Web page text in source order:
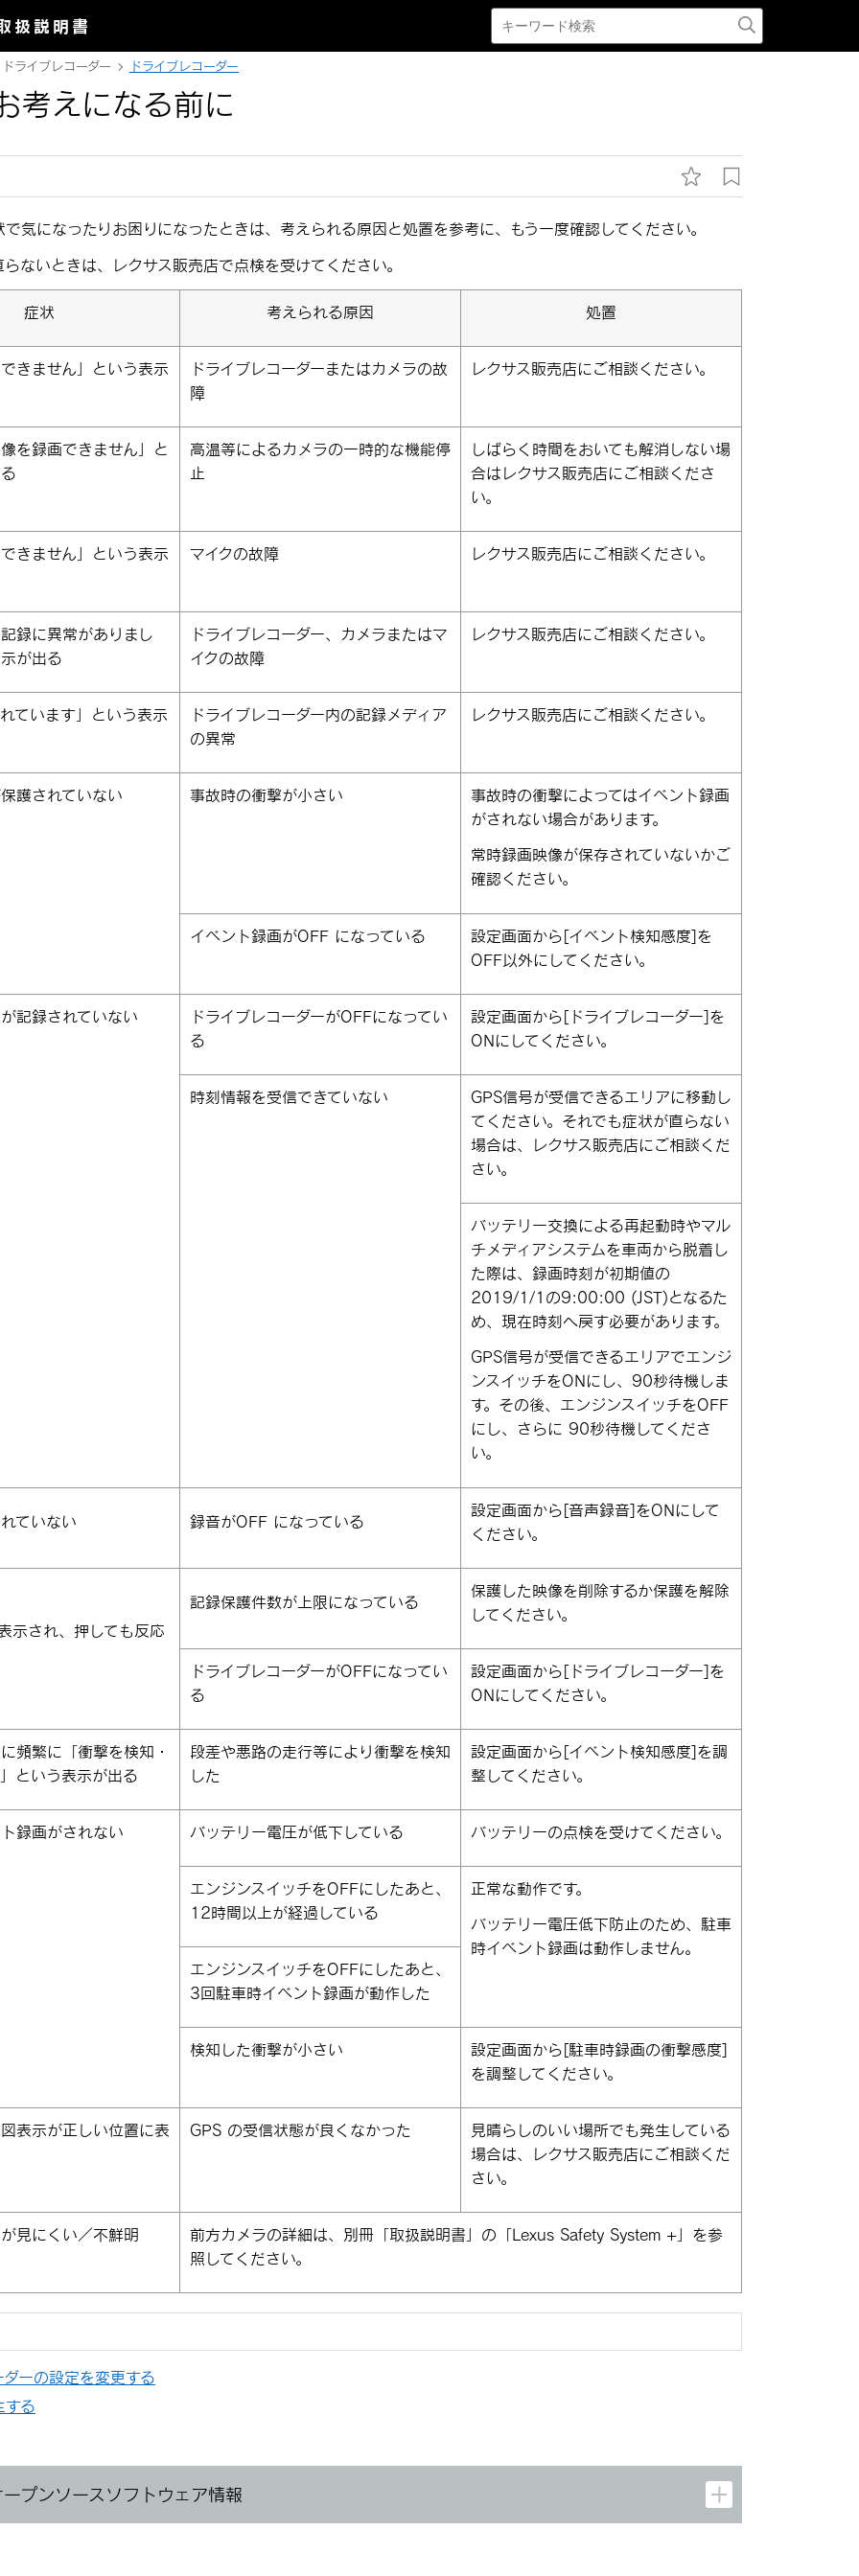
扱説明書
ドライブレコーダー ドライブレコーダー
考えになる前に
気になったりお困りになったときは、考えられる原因と処置を参考に、もう一度確認してください。
ないときは、レクサス販売店で点検を受けてください。
症状 考えられる原因 処置
できません」という表示
ドライブレコーダーまたはカメラの故
障
レクサス販売店にご相談ください。
像を録画できません」と
高温等によるカメラの一時的な機能停
止
しばらく時間をおいても解消しない場
合はレクサス販売店にご相談くださ
い。
できません」という表示
マイクの故障 レクサス販売店にご相談ください。
記録に異常がありまし
が出る
ドライブレコーダー、カメラまたはマ
イクの故障
レクサス販売店にご相談ください。
れています」という表示
ドライブレコーダー内の記録メディア
の異常
レクサス販売店にご相談ください。
護されていない 事故時の衝撃が小さい
事故時の衝撃によってはイベント録画
がされない場合があります。
常時録画映像が保存されていないかご
確認ください。
イベント録画がOFF になっている 設定画面から[‍イベント検知感度‍]を
OFF以外にしてください。
記録されていない
ドライブレコーダーがOFFになってい
る
設定画面から[‍ドライブレコーダー‍]を
ONにしてください。
時刻情報を受信できていない
GPS信号が受信できるエリアに移動し
てください。それでも症状が直らない
場合は、レクサス販売店にご相談くだ
さい。
バッテリー交換による再起動時やマル
チメディアシステムを車両から脱着し
た際は、録画時刻が初期値の
2019/1/1の9:00:00 (JST)となるた
め、現在時刻へ戻す必要があります。
GPS信号が受信できるエリアでエンジ
ンスイッチをONにし、90秒待機しま
す。その後、エンジンスイッチをOFF
にし、さらに 90秒待機してくださ
い。
ていない 録音がOFF になっている
設定画面から[‍音声録音‍]をONにして
ください。
示され、押しても反応
記録保護件数が上限になっている
保護した映像を削除するか保護を解除
してください。
ドライブレコーダーがOFFになってい
る
設定画面から[‍ドライブレコーダー‍]を
ONにしてください。
頻繁に「衝撃を検知・
という表示が出る
段差や悪路の走行等により衝撃を検知
した
設定画面から[‍イベント検知感度‍]を調
整してください。
録画がされない バッテリー電圧が低下している バッテリーの点検を受けてください。
エンジンスイッチをOFFにしたあと、
12時間以上が経過している
正常な動作です。
バッテリー電圧低下防止のため、駐車
時イベント録画は動作しません。
エンジンスイッチをOFFにしたあと、
3回駐車時イベント録画が動作した
検知した衝撃が小さい 設定画面から[‍駐車時録画の衝撃感度‍]
を調整してください。
表示が正しい位置に表
GPS の受信状態が良くなかった
見晴らしのいい場所でも発生している
場合は、レクサス販売店にご相談くだ
さい。
見にくい／不鮮明 前方カメラの詳細は、別冊 「‍取扱説明書‍」 の「Lexus Safety System +」を参
照してください。
ダーの設定を変更する
する
プンソースソフトウェア情報